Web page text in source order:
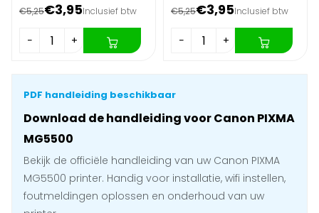
€5,25€3,95Inclusief btw
− +
€5,25€3,95Inclusief btw
− +
PDF handleiding beschikbaar
Download de handleiding voor Canon PIXMA
MG5500
Bekijk de officiële handleiding van uw Canon PIXMA
MG5500 printer. Handig voor installatie, wifi instellen,
foutmeldingen oplossen en onderhoud van uw